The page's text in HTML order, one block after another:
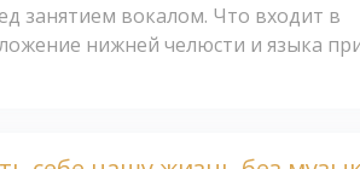
занятием вокалом. Что входит в
нижней челюсти и языка